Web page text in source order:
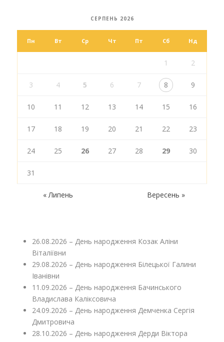
СЕРПЕНЬ 2026
Пн Вт Ср Чт Пт Сб Нд
1 2
3 4 5 6 7 8 9
10 11 12 13 14 15 16
17 18 19 20 21 22 23
24 25 26 27 28 29 30
31
« Липень Вересень »
26.08.2026 – День народження Козак Аліни
Віталіївни
29.08.2026 – День народження Білецької Галини
Іванівни
11.09.2026 – День народження Бачинського
Владислава Каліксовича
24.09.2026 – День народження Демченка Сергія
Дмитровича
28.10.2026 – День народження Дерди Віктора